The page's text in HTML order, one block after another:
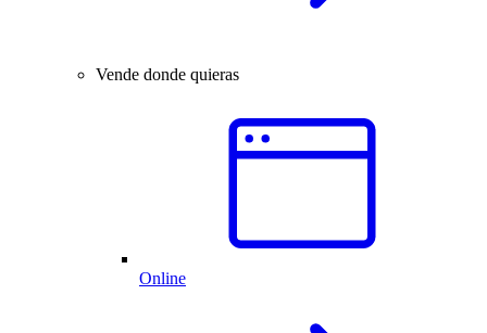
Vende donde quieras
Online